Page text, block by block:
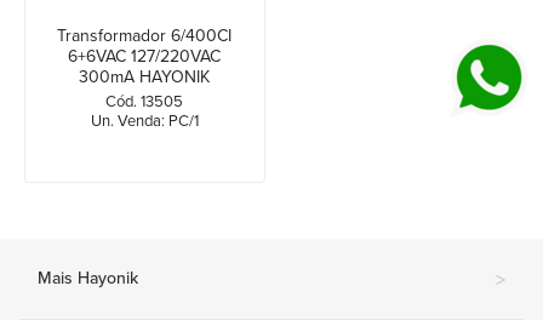
Transformador 6/400CI
6+6VAC 127/220VAC
300mA HAYONIK
Cód. 13505
Un. Venda: PC/1
Mais Hayonik >